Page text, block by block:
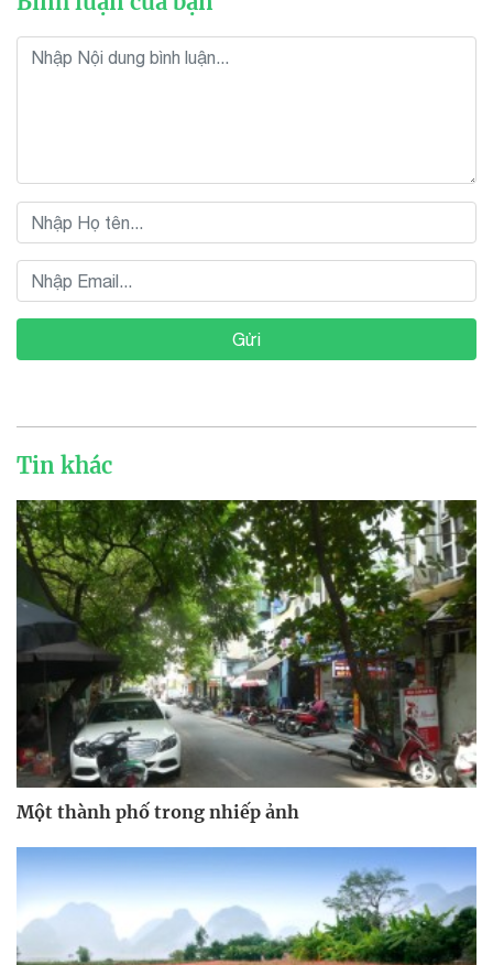
Gửi
Tin khác
Một thành phố trong nhiếp ảnh